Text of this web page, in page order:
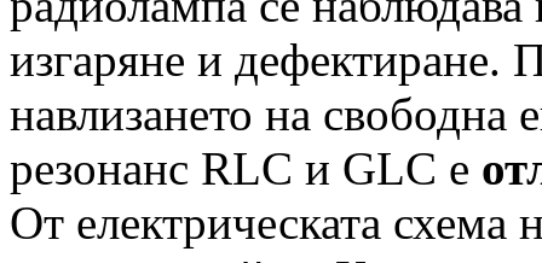
изгаряне и дефектиране.
навлизането на
резонанс RLC и GLC е
От електрическата схема